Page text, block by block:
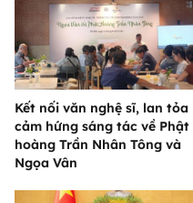
Kết nối văn nghệ sĩ, lan tỏa
cảm hứng sáng tác về Phật
hoàng Trần Nhân Tông và
Ngọa Vân